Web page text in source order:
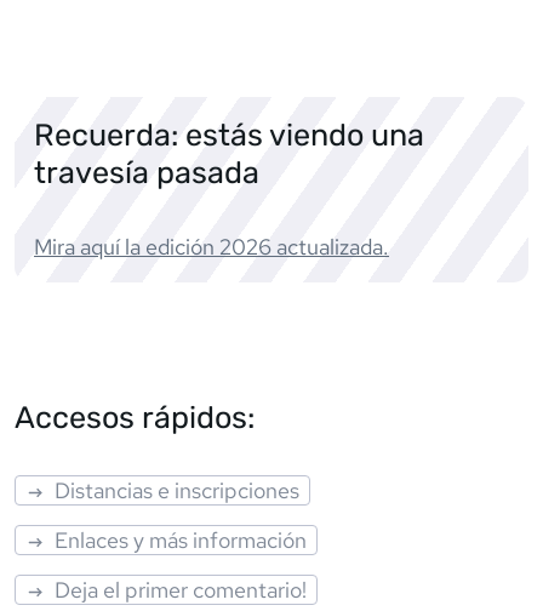
Recuerda: estás viendo una
travesía pasada
Mira aquí la edición 2026 actualizada.
Accesos rápidos:
Distancias e inscripciones
Enlaces y más información
Deja el primer comentario!